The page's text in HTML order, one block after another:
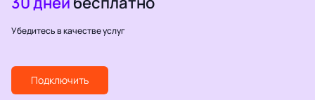
Убедитесь в качестве услуг
Подключить